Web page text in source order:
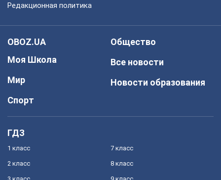
Редакционная политика
OBOZ.UA
Моя Школа
Мир
Спорт
Общество
Все новости
Новости образования
ГДЗ
1 класс
2 класс
7 класс
8 класс